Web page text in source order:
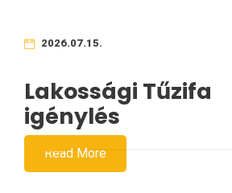
2026.07.15.
Lakossági Tűzifa
igénylés
Read More